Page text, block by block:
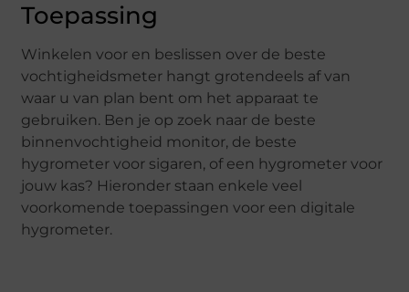
Toepassing
Winkelen voor en beslissen over de beste
vochtigheidsmeter hangt grotendeels af van
waar u van plan bent om het apparaat te
gebruiken. Ben je op zoek naar de beste
binnenvochtigheid monitor, de beste
hygrometer voor sigaren, of een hygrometer voor
jouw kas? Hieronder staan enkele veel
voorkomende toepassingen voor een digitale
hygrometer.